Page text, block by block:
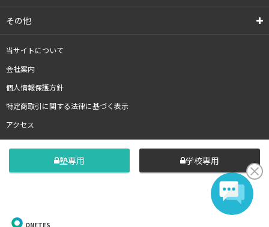
その他
当サイトについて
会社案内
個人情報保護方針
特定商取引に関する法律に基づく表示
アクセス
塾専用 学校専用
ONETES